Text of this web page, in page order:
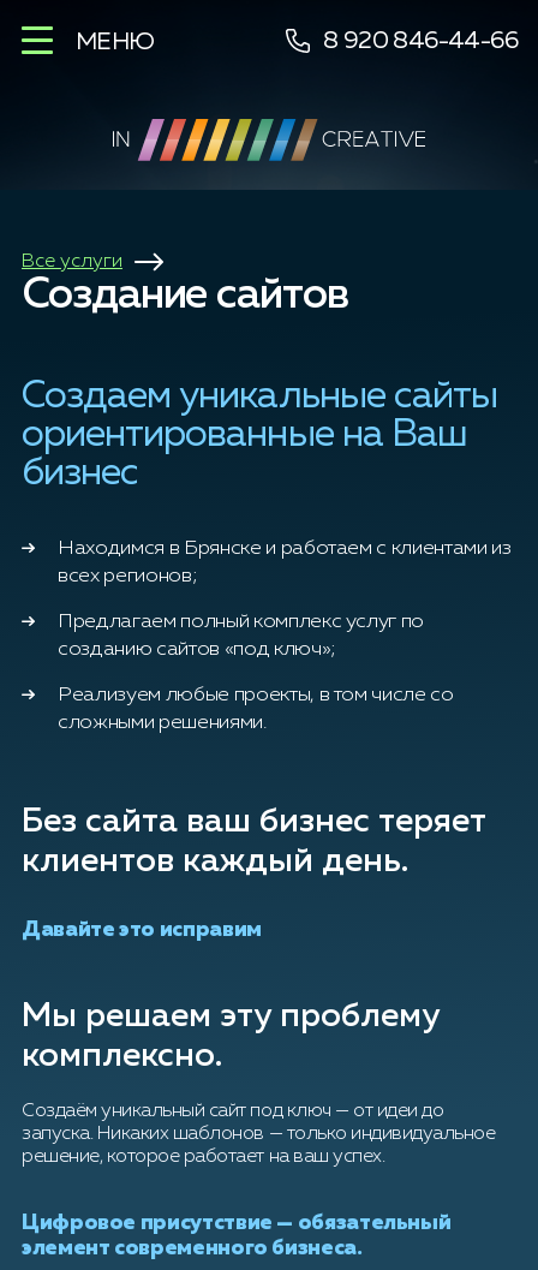
МЕНЮ 8 920 846-44-66
Создание сайтов
Все услуги
Создаем уникальные сайты
ориентированные на Ваш
бизнес
Находимся в Брянске и работаем с клиентами из
всех регионов;
Предлагаем полный комплекс услуг по
созданию сайтов «под ключ»;
Реализуем любые проекты, в том числе со
сложными решениями.
Без сайта ваш бизнес теряет
клиентов каждый день.
Давайте это исправим
Мы решаем эту проблему
комплексно.
Создаём уникальный сайт под ключ — от идеи до
запуска. Никаких шаблонов — только индивидуальное
решение, которое работает на ваш успех.
Цифровое присутствие — обязательный
элемент современного бизнеса.